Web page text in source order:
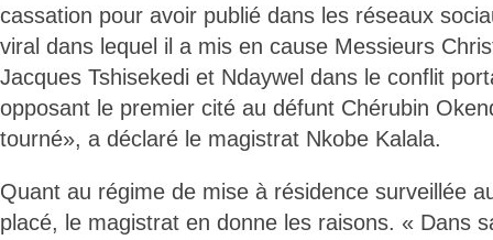
cassation pour avoir publié dans les réseaux
viral dans lequel il a mis en cause Messieurs
Jacques Tshisekedi et Ndaywel dans le conflit
opposant le premier cité au défunt Chérubin
tourné», a déclaré le magistrat Nkobe Kalala.
Quant au régime de mise à résidence surveillée
placé, le magistrat en donne les raisons. « Dans